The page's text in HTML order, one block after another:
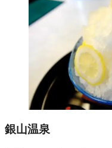
銀山温泉